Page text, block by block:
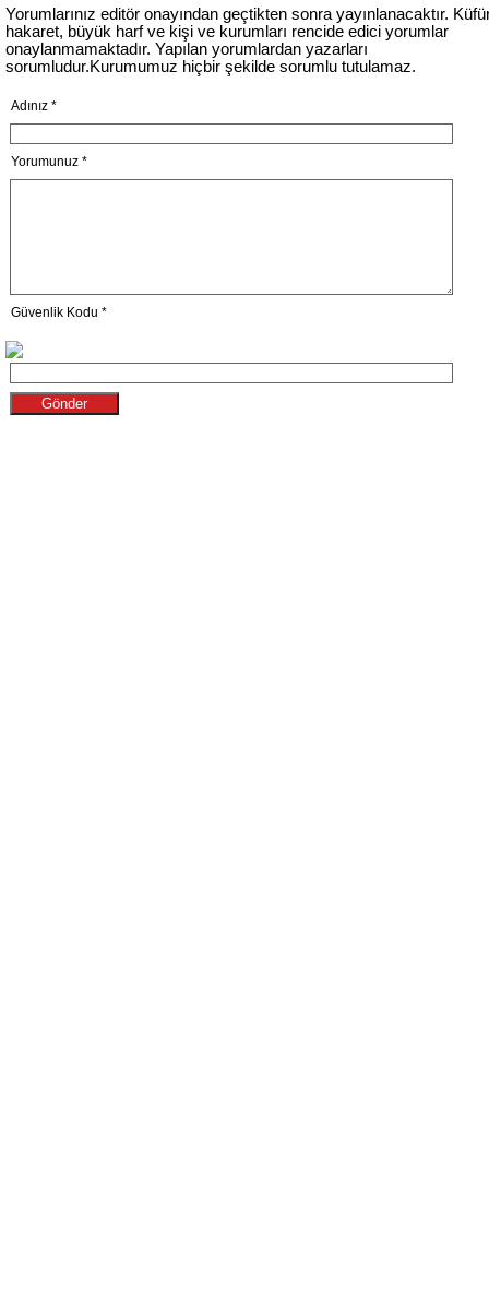
Yorumlarınız editör onayından geçtikten sonra yayınlanacaktır.
hakaret, büyük harf ve kişi ve kurumları rencide edici yorumlar
onaylanmamaktadır. Yapılan yorumlardan yazarları
sorumludur.Kurumumuz hiçbir şekilde sorumlu tutulamaz.
Adınız *
Yorumunuz *
Güvenlik Kodu *